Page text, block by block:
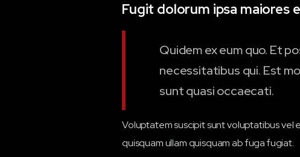
Fugit dolorum ipsa maiores
Quidem ex eum quo. Et
necessitatibus qui. Est
sunt quasi occaecati.
Voluptatem suscipit sunt voluptatibus vel
quisquam ullam quisquam ab fuga fugiat.